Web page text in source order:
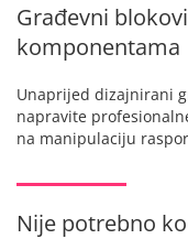
Građevni
komponentama
Unaprijed dizajnirani
napravite
na manipulaciju
Nije potrebno